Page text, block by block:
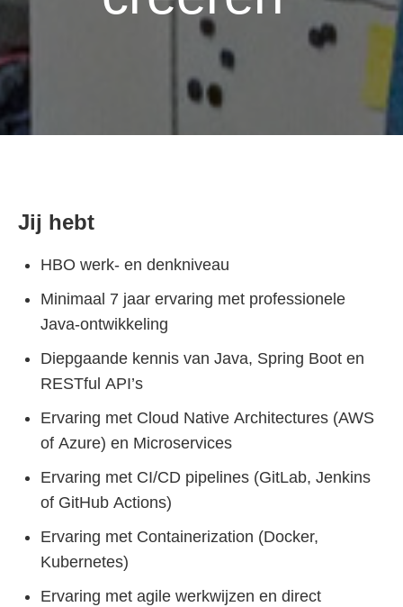
Jij hebt
HBO werk- en denkniveau
Minimaal 7 jaar ervaring met professionele
Java-ontwikkeling
Diepgaande kennis van Java, Spring Boot en
RESTful API’s
Ervaring met Cloud Native Architectures (AWS
of Azure) en Microservices
Ervaring met CI/CD pipelines (GitLab, Jenkins
of GitHub Actions)
Ervaring met Containerization (Docker,
Kubernetes)
Ervaring met agile werkwijzen en direct